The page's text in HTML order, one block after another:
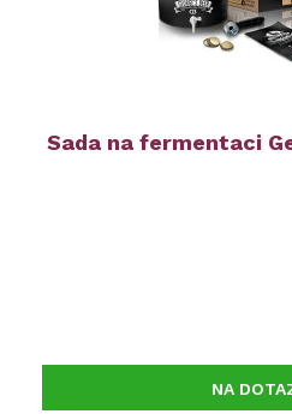
Sada na fermentaci
NA